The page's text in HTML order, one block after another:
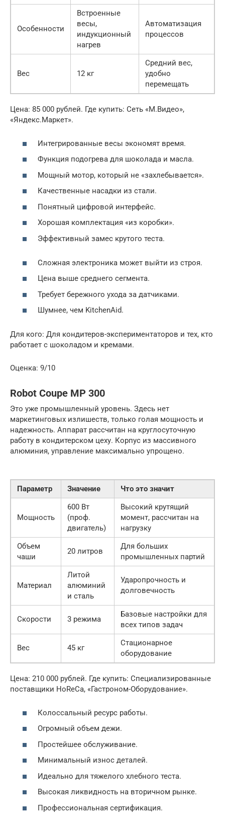
Особенности
Встроенные
весы,
индукционный
нагрев
Автоматизация
процессов
Вес 12 кг
Средний вес,
удобно
перемещать
Цена: 85 000 рублей. Где купить: Сеть «М.Видео»,
«Яндекс.Маркет».
Интегрированные весы экономят время.
Функция подогрева для шоколада и масла.
Мощный мотор, который не «захлебывается».
Качественные насадки из стали.
Понятный цифровой интерфейс.
Хорошая комплектация «из коробки».
Эффективный замес крутого теста.
Сложная электроника может выйти из строя.
Цена выше среднего сегмента.
Требует бережного ухода за датчиками.
Шумнее, чем KitchenAid.
Для кого: Для кондитеров-экспериментаторов и тех, кто
работает с шоколадом и кремами.
Оценка: 9/10
Robot Coupe MP 300
Это уже промышленный уровень. Здесь нет
маркетинговых излишеств, только голая мощность и
надежность. Аппарат рассчитан на круглосуточную
работу в кондитерском цеху. Корпус из массивного
алюминия, управление максимально упрощено.
Параметр Значение Что это значит
Мощность
600 Вт
(проф.
двигатель)
Высокий крутящий
момент, рассчитан на
нагрузку
Объем
чаши
20 литров
Для больших
промышленных партий
Материал
Литой
алюминий
и сталь
Ударопрочность и
долговечность
Скорости 3 режима
Базовые настройки для
всех типов задач
Вес 45 кг
Стационарное
оборудование
Цена: 210 000 рублей. Где купить: Специализированные
поставщики HoReCa, «Гастроном-Оборудование».
Колоссальный ресурс работы.
Огромный объем дежи.
Простейшее обслуживание.
Минимальный износ деталей.
Идеально для тяжелого хлебного теста.
Высокая ликвидность на вторичном рынке.
Профессиональная сертификация.